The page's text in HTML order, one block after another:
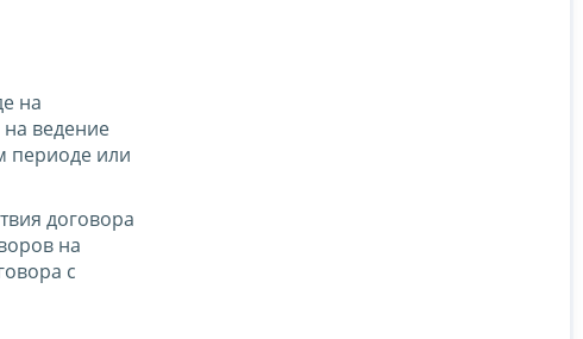
на
ведение
периоде или
договора
на
с